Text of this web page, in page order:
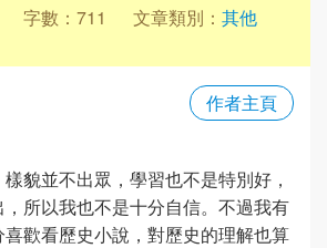
字數：711 文章類別： 其他
作者主頁
貌並不出眾，學習也不是特別好，
所以我也不是十分自信。不過我有
歡看歷史小說，對歷史的理解也算